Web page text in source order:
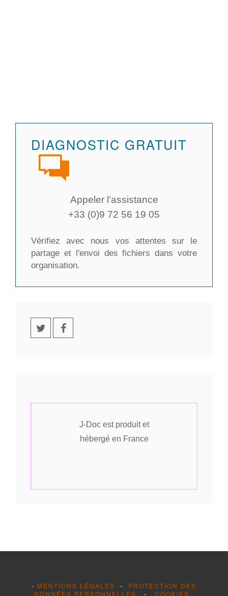
DIAGNOSTIC GRATUIT
Appeler l'assistance
+33 (0)9 72 56 19 05
Vérifiez avec nous vos attentes sur le
partage et l'envoi des fichiers dans votre
organisation.
J-Doc est produit et
hébergé en France
- MENTIONS LÉGALES - PROTECTION DES
DONNÉES PERSONNELLES - COOKIES